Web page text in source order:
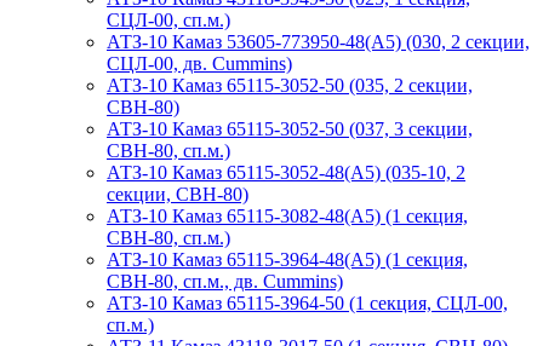
СЦЛ-00, сп.м.)
АТЗ-10 Камаз 53605-773950-48(А5) (030, 2 секции,
СЦЛ-00, дв. Cummins)
АТЗ-10 Камаз 65115-3052-50 (035, 2 секции,
СВН-80)
АТЗ-10 Камаз 65115-3052-50 (037, 3 секции,
СВН-80, сп.м.)
АТЗ-10 Камаз 65115-3052-48(А5) (035-10, 2
секции, СВН-80)
АТЗ-10 Камаз 65115-3082-48(A5) (1 секция,
СВН-80, сп.м.)
АТЗ-10 Камаз 65115-3964-48(A5) (1 секция,
СВН-80, сп.м., дв. Cummins)
АТЗ-10 Камаз 65115-3964-50 (1 секция, СЦЛ-00,
сп.м.)